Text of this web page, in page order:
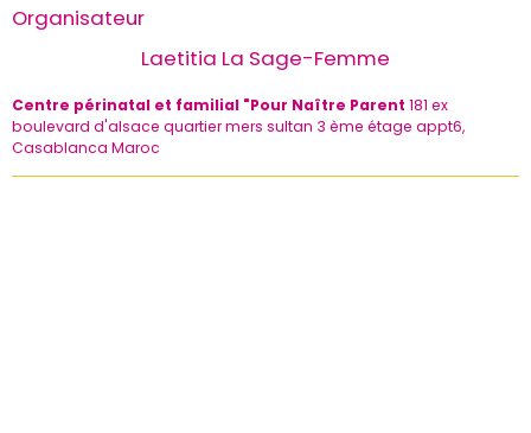
Organisateur
Laetitia La Sage-Femme
Centre périnatal et familial "Pour Naître Parent 181 ex
boulevard d'alsace quartier mers sultan 3 ème étage appt6,
Casablanca Maroc